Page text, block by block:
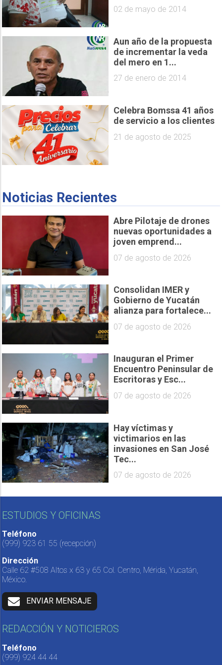
02 de mayo de 2014
Aun año de la propuesta
de incrementar la veda
del mero en 1...
27 de enero de 2014
Celebra Bomssa 41 años
de servicio a los clientes
21 de agosto de 2025
Noticias Recientes
Abre Pilotaje de drones
nuevas oportunidades a
joven emprend...
07 de agosto de 2026
Consolidan IMER y
Gobierno de Yucatán
alianza para fortalece...
07 de agosto de 2026
Inauguran el Primer
Encuentro Peninsular de
Escritoras y Esc...
07 de agosto de 2026
Hay víctimas y
victimarios en las
invasiones en San José
Tec...
07 de agosto de 2026
ESTUDIOS Y OFICINAS
Teléfono
(999) 923 61 55 (recepción)
Dirección
Calle 62 #508 Altos x 63 y 65 Col. Centro, Mérida, Yucatán,
México.
ENVIAR MENSAJE
REDACCIÓN Y NOTICIEROS
Teléfono
(999) 924 44 44